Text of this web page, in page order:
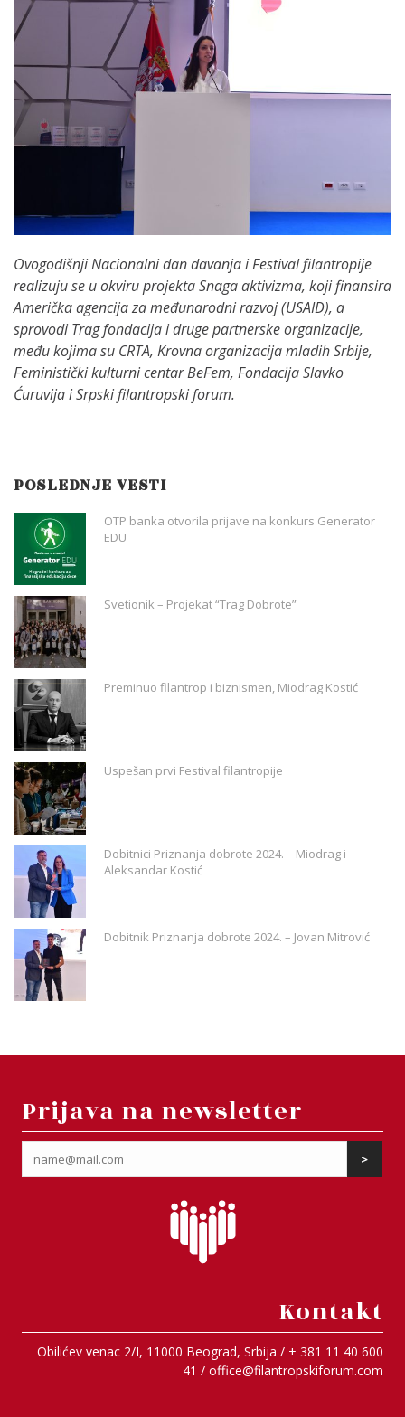
Ovogodišnji Nacionalni dan davanja i Festival filantropije
realizuju se u okviru projekta Snaga aktivizma, koji finansira
Američka agencija za međunarodni razvoj (USAID), a
sprovodi Trag fondacija i druge partnerske organizacije,
među kojima su CRTA, Krovna organizacija mladih Srbije,
Feministički kulturni centar BeFem, Fondacija Slavko
Ćuruvija i Srpski filantropski forum.
POSLEDNJE VESTI
OTP banka otvorila prijave na konkurs Generator
EDU
Svetionik – Projekat “Trag Dobrote”
Preminuo filantrop i biznismen, Miodrag Kostić
Uspešan prvi Festival filantropije
Dobitnici Priznanja dobrote 2024. – Miodrag i
Aleksandar Kostić
Dobitnik Priznanja dobrote 2024. – Jovan Mitrović
Prijava na newsletter
Kontakt
Obilićev venac 2/I, 11000 Beograd, Srbija / + 381 11 40 600
41 / office@filantropskiforum.com